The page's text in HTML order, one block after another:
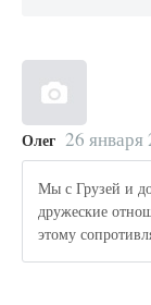
Олег 26 января
Мы с Грузей и
дружеские
этому